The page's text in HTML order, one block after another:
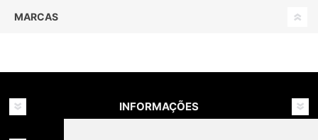
MARCAS
INFORMAÇÕES